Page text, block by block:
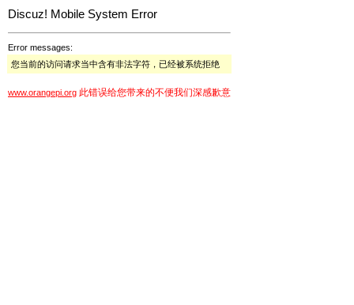
Discuz! Mobile System Error
Error messages:
您当前的访问请求当中含有非法字符，已经被系统拒绝
www.orangepi.org 此错误给您带来的不便我们深感歉意